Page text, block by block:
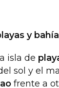
y
isla de
sol y el
frente a